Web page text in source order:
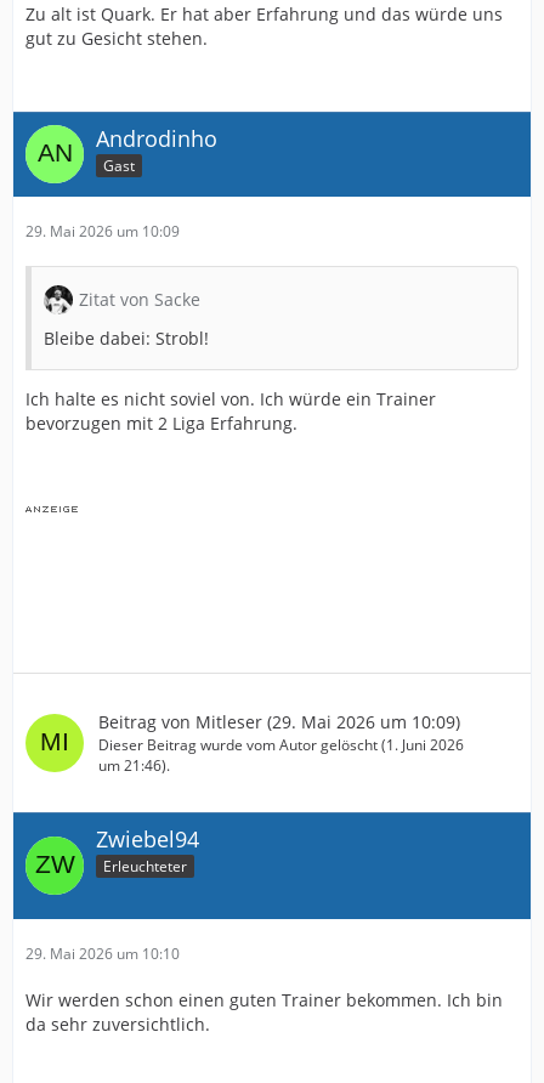
Zu alt ist Quark. Er hat aber Erfahrung und das würde uns
gut zu Gesicht stehen.
Androdinho
Gast
29. Mai 2026 um 10:09
Zitat von Sacke
Bleibe dabei: Strobl!
Ich halte es nicht soviel von. Ich würde ein Trainer
bevorzugen mit 2 Liga Erfahrung.
Beitrag von Mitleser (29. Mai 2026 um 10:09)
Dieser Beitrag wurde vom Autor gelöscht (1. Juni 2026
um 21:46).
Zwiebel94
Erleuchteter
29. Mai 2026 um 10:10
Wir werden schon einen guten Trainer bekommen. Ich bin
da sehr zuversichtlich.